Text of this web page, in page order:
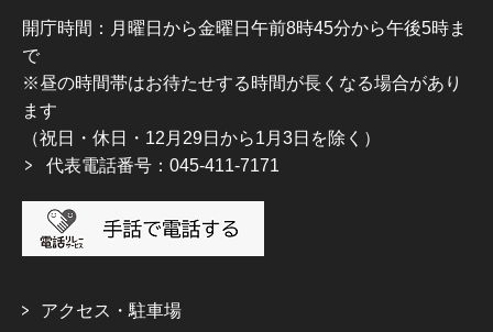
開庁時間：月曜日から金曜日午前8時45分から午後5時ま
で
※昼の時間帯はお待たせする時間が長くなる場合があり
ます
（祝日・休日・12月29日から1月3日を除く）
代表電話番号：045-411-7171
アクセス・駐車場